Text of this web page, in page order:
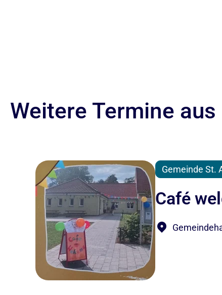
Weitere Termine
Gemeinde St.
Café